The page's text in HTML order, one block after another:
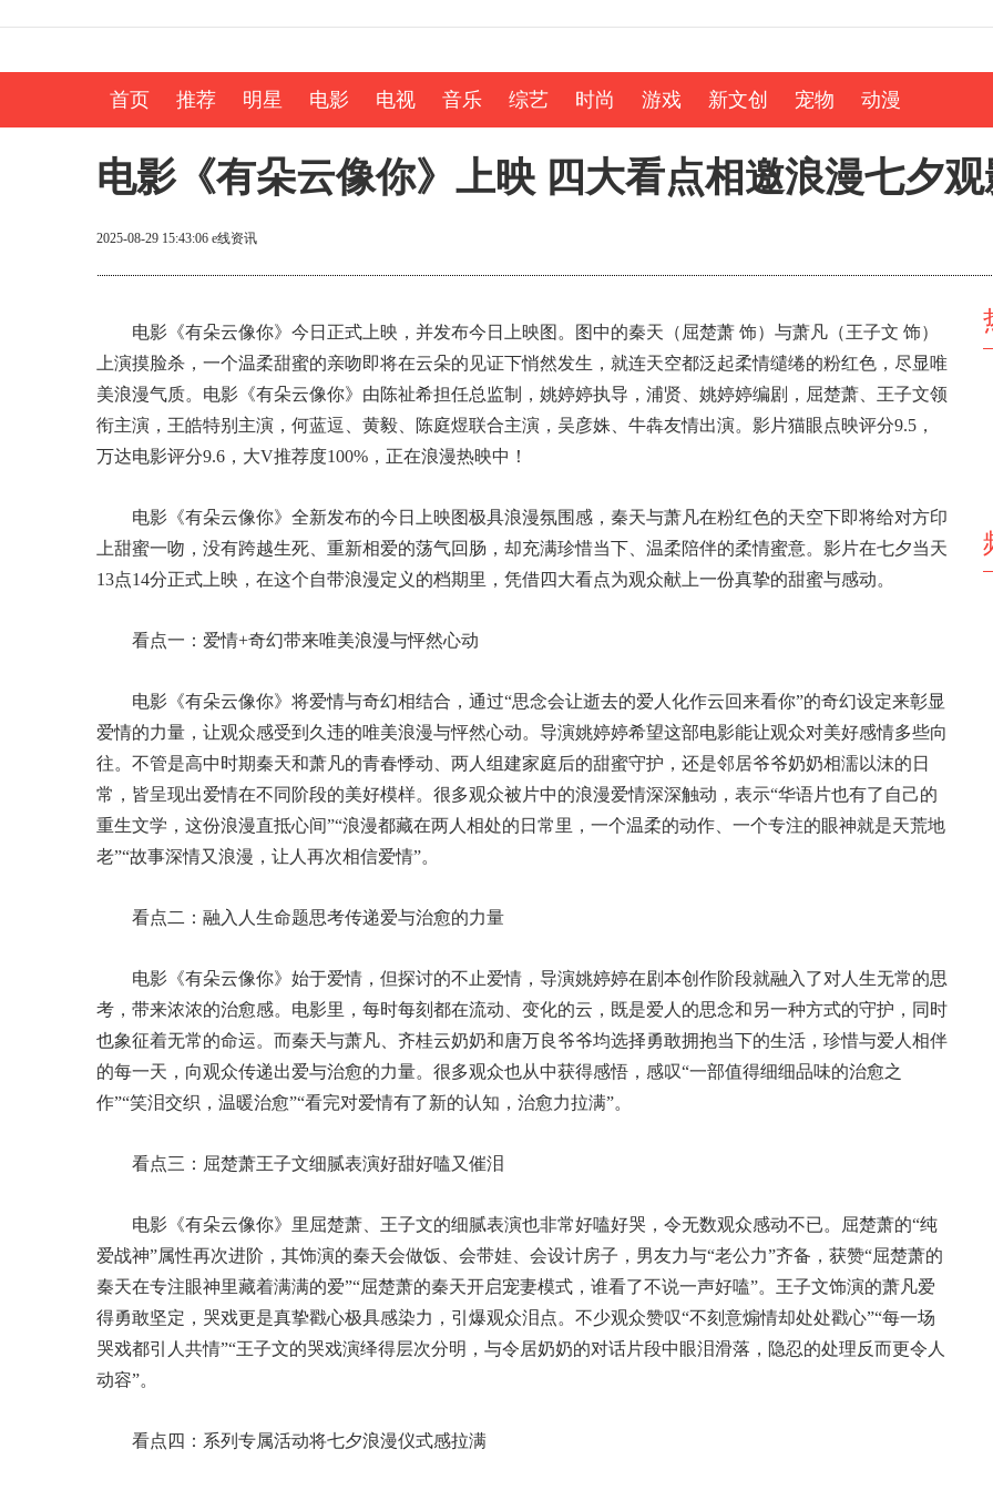
首页 推荐 明星 电影 电视 音乐 综艺 时尚 游戏 新文创 宠物 动漫
电影《有朵云像你》上映 四大看点相邀浪漫七夕
2025-08-29 15:43:06 e线资讯
电影《有朵云像你》今日正式上映，并发布今日上映图。图中的秦天（屈楚萧 饰）与萧凡（王子文 饰）
上演摸脸杀，一个温柔甜蜜的亲吻即将在云朵的见证下悄然发生，就连天空都泛起柔情缱绻的粉红色，尽显唯
美浪漫气质。电影《有朵云像你》由陈祉希担任总监制，姚婷婷执导，浦贤、姚婷婷编剧，屈楚萧、王子文领
衔主演，王皓特别主演，何蓝逗、黄毅、陈庭煜联合主演，吴彦姝、牛犇友情出演。影片猫眼点映评分9.5，
万达电影评分9.6，大V推荐度100%，正在浪漫热映中！
电影《有朵云像你》全新发布的今日上映图极具浪漫氛围感，秦天与萧凡在粉红色的天空下即将给对方印
上甜蜜一吻，没有跨越生死、重新相爱的荡气回肠，却充满珍惜当下、温柔陪伴的柔情蜜意。影片在七夕当天
13点14分正式上映，在这个自带浪漫定义的档期里，凭借四大看点为观众献上一份真挚的甜蜜与感动。
看点一：爱情+奇幻带来唯美浪漫与怦然心动
电影《有朵云像你》将爱情与奇幻相结合，通过“思念会让逝去的爱人化作云回来看你”的奇幻设定来彰显
爱情的力量，让观众感受到久违的唯美浪漫与怦然心动。导演姚婷婷希望这部电影能让观众对美好感情多些向
往。不管是高中时期秦天和萧凡的青春悸动、两人组建家庭后的甜蜜守护，还是邻居爷爷奶奶相濡以沫的日
常，皆呈现出爱情在不同阶段的美好模样。很多观众被片中的浪漫爱情深深触动，表示“华语片也有了自己的
重生文学，这份浪漫直抵心间”“浪漫都藏在两人相处的日常里，一个温柔的动作、一个专注的眼神就是天荒地
老”“故事深情又浪漫，让人再次相信爱情”。
看点二：融入人生命题思考传递爱与治愈的力量
电影《有朵云像你》始于爱情，但探讨的不止爱情，导演姚婷婷在剧本创作阶段就融入了对人生无常的思
考，带来浓浓的治愈感。电影里，每时每刻都在流动、变化的云，既是爱人的思念和另一种方式的守护，同时
也象征着无常的命运。而秦天与萧凡、齐桂云奶奶和唐万良爷爷均选择勇敢拥抱当下的生活，珍惜与爱人相伴
的每一天，向观众传递出爱与治愈的力量。很多观众也从中获得感悟，感叹“一部值得细细品味的治愈之
作”“笑泪交织，温暖治愈”“看完对爱情有了新的认知，治愈力拉满”。
看点三：屈楚萧王子文细腻表演好甜好嗑又催泪
电影《有朵云像你》里屈楚萧、王子文的细腻表演也非常好嗑好哭，令无数观众感动不已。屈楚萧的“纯
爱战神”属性再次进阶，其饰演的秦天会做饭、会带娃、会设计房子，男友力与“老公力”齐备，获赞“屈楚萧的
秦天在专注眼神里藏着满满的爱”“屈楚萧的秦天开启宠妻模式，谁看了不说一声好嗑”。王子文饰演的萧凡爱
得勇敢坚定，哭戏更是真挚戳心极具感染力，引爆观众泪点。不少观众赞叹“不刻意煽情却处处戳心”“每一场
哭戏都引人共情”“王子文的哭戏演绎得层次分明，与令居奶奶的对话片段中眼泪滑落，隐忍的处理反而更令人
动容”。
看点四：系列专属活动将七夕浪漫仪式感拉满